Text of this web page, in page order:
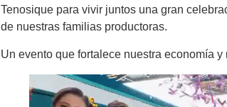
Tenosique para vivir juntos una gran
de nuestras familias productoras.
Un evento que fortalece nuestra economía